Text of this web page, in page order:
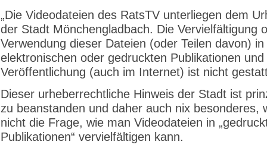
„Die Videodateien des RatsTV unterliegen dem
der Stadt Mönchengladbach. Die Vervielfältigung
Verwendung dieser Dateien (oder Teilen davon)
elektronischen oder gedruckten Publikationen
Veröffentlichung (auch im Internet) ist nicht
Dieser urheberrechtliche Hinweis der Stadt ist
zu beanstanden und daher auch nix besonderes,
nicht die Frage, wie man Videodateien in
Publikationen“ vervielfältigen kann.